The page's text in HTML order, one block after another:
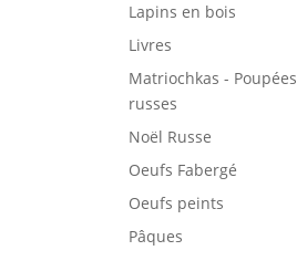
Lapins en bois
Livres
Matriochkas - Poupées
russes
Noël Russe
Oeufs Fabergé
Oeufs peints
Pâques